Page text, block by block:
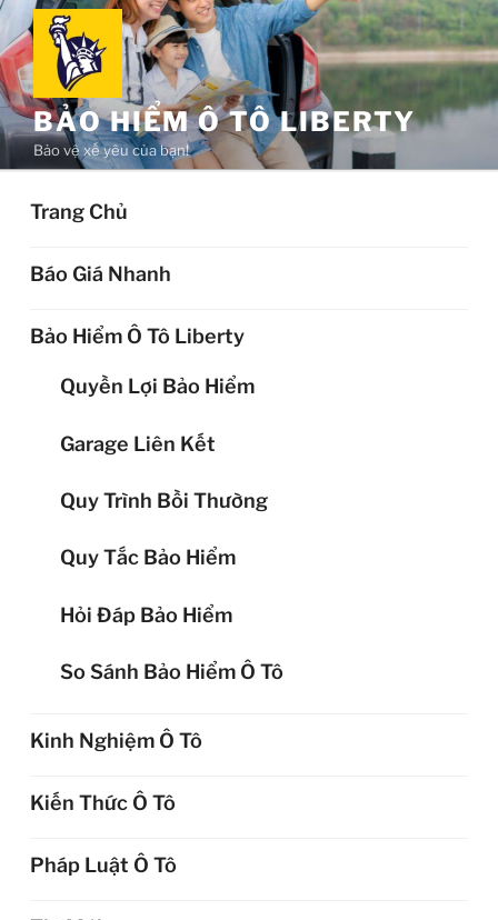
Chuyển
đến
phần
nội
dungBẢO HIỂM Ô TÔ LIBERTY
Bảo vệ xế yêu của bạn!
Trang Chủ
Báo Giá Nhanh
Bảo Hiểm Ô Tô Liberty
Quyền Lợi Bảo Hiểm
Garage Liên Kết
Quy Trình Bồi Thường
Quy Tắc Bảo Hiểm
Hỏi Đáp Bảo Hiểm
So Sánh Bảo Hiểm Ô Tô
Kinh Nghiệm Ô Tô
Kiến Thức Ô Tô
Pháp Luật Ô Tô